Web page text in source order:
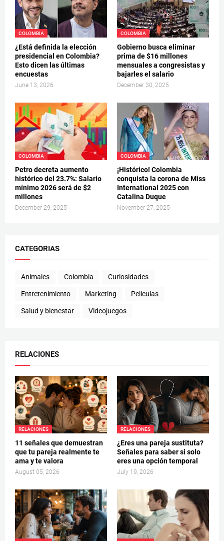
COLOMBIA
¿Está definida la elección
presidencial en Colombia?
Esto dicen las últimas
encuestas
June 13, 2026
COLOMBIA
Gobierno busca eliminar
prima de $16 millones
mensuales a congresistas y
bajarles el salario
December 30, 2025
COLOMBIA
Petro decreta aumento
histórico del 23.7%: Salario
mínimo 2026 será de $2
millones
December 29, 2025
COLOMBIA
¡Histórico! Colombia
conquista la corona de Miss
International 2025 con
Catalina Duque
November 27, 2025
CATEGORIAS
Animales Colombia Curiosidades
Entretenimiento Marketing Películas
Salud y bienestar Videojuegos
RELACIONES
RELACIONES
11 señales que demuestran
que tu pareja realmente te
ama y te valora
August 05, 2026
RELACIONES
¿Eres una pareja sustituta?
Señales para saber si solo
eres una opción temporal
July 19, 2026